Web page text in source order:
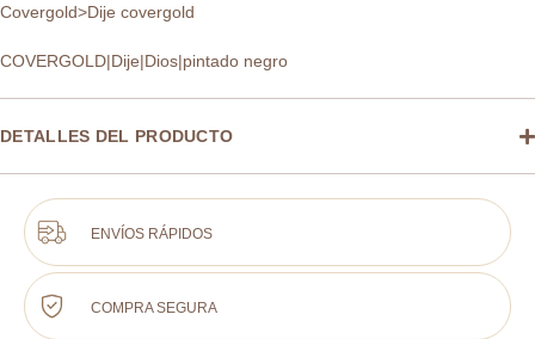
Covergold>Dije covergold
COVERGOLD|Dije|Dios|pintado negro
DETALLES DEL PRODUCTO
ENVÍOS RÁPIDOS
COMPRA SEGURA